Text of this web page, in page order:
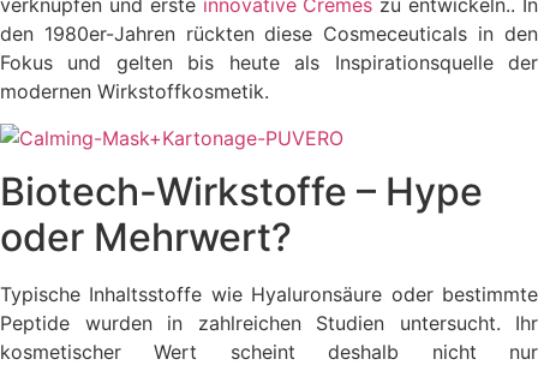
verknüpfen und erste innovative Cremes zu entwickeln.. In
den 1980er-Jahren rückten diese Cosmeceuticals in den
Fokus und gelten bis heute als Inspirationsquelle der
modernen Wirkstoffkosmetik.
Biotech-Wirkstoffe – Hype
oder Mehrwert?
Typische Inhaltsstoffe wie Hyaluronsäure oder bestimmte
Peptide wurden in zahlreichen Studien untersucht. Ihr
kosmetischer Wert scheint deshalb nicht nur